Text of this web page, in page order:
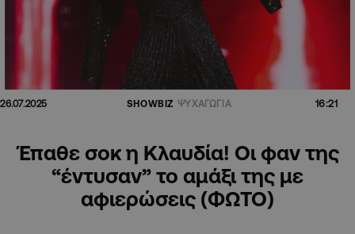
26.07.2025 SHOWBIZ ΨΥΧΑΓΩΓΙΑ 16:21
Έπαθε σοκ η Κλαυδία! Οι φαν της
“έντυσαν” το αμάξι της με
αφιερώσεις (ΦΩΤΟ)